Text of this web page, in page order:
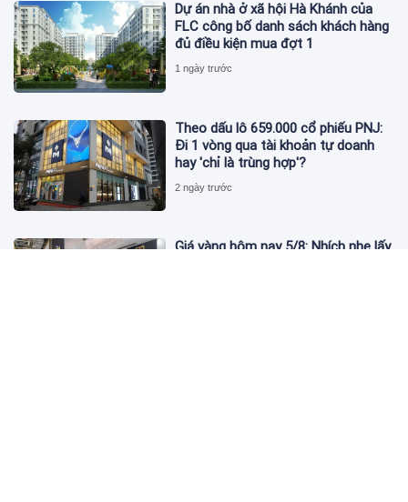
Dự án nhà ở xã hội Hà Khánh của
FLC công bố danh sách khách hàng
đủ điều kiện mua đợt 1
1 ngày trước
Theo dấu lô 659.000 cổ phiếu PNJ:
Đi 1 vòng qua tài khoản tự doanh
hay 'chỉ là trùng hợp'?
2 ngày trước
Giá vàng hôm nay 5/8: Nhích nhẹ lấy